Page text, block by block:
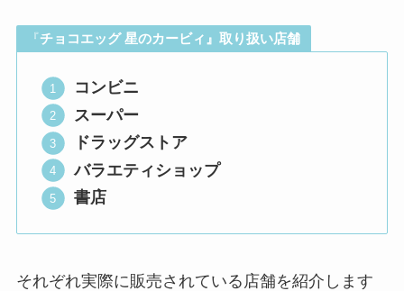
『チョコエッグ 星のカービィ 』取り扱い店舗
コンビニ
スーパー
ドラッグストア
バラエティショップ
書店
それぞれ実際に販売されている店舗を紹介します